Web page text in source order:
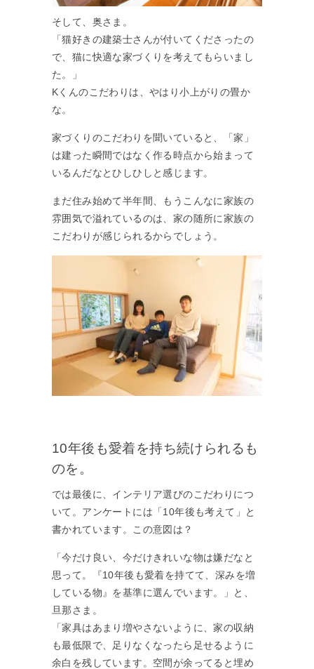
そして、奥さま。
「猫好きの建築士さんが付いてくださったの
で、猫に快適な家づくりを考えてもらいまし
た。」
Kくんのこだわりは、やはり小上がりの畳か
な。
家づくりのこだわりを聞いていると、「家」
は建った瞬間ではなく作る時点から始まって
いるんだなとひしひしと感じます。
まだ住み始めて半年間、もうこんなに家族の
雰囲気で溢れているのは、家の随所に家族の
こだわりが感じられるからでしょう。
10年後も愛着を持ち続けられるも
のを。
では最後に、インテリア選びのこだわりにつ
いて。アンケートには「10年後も考えて」と
書かれています。この意図は？
「今だけ良い、今だけきれいな物は嫌だなと
思って。『10年後も愛着を持てて、深みを増
している物』を基準に選んでいます。」と、
旦那さま。
「家具はあまり増やさないように、家の収納
も最低限で、足りなくなったら足せるように
余白を残しています。空間が余ってると埋め